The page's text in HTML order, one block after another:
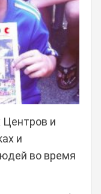
и
и
во время